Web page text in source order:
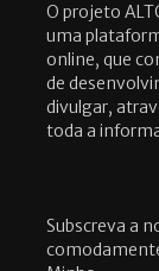
O projeto
uma
online, que
de
divulgar,
toda a
Subscreva a